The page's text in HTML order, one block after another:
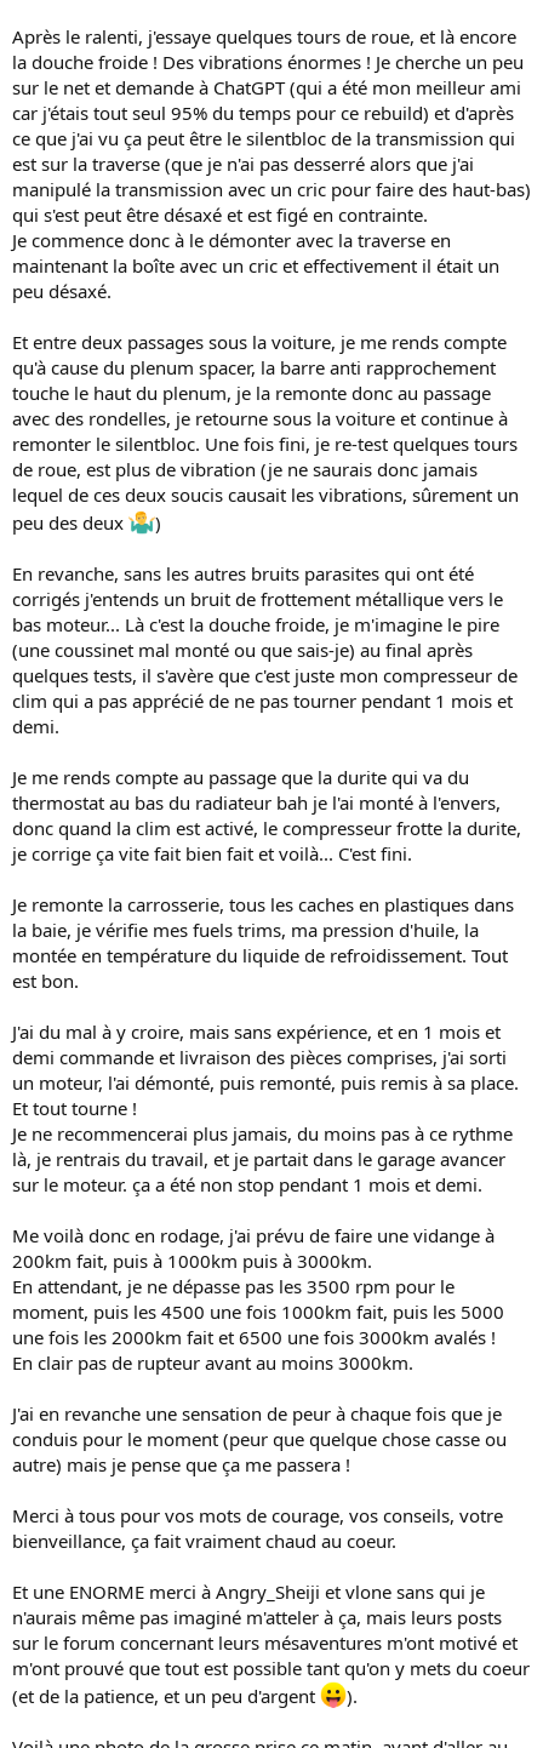
Après le ralenti, j'essaye quelques tours de roue, et là encore
la douche froide ! Des vibrations énormes ! Je cherche un peu
sur le net et demande à ChatGPT (qui a été mon meilleur ami
car j'étais tout seul 95% du temps pour ce rebuild) et d'après
ce que j'ai vu ça peut être le silentbloc de la transmission qui
est sur la traverse (que je n'ai pas desserré alors que j'ai
manipulé la transmission avec un cric pour faire des haut-bas)
qui s'est peut être désaxé et est figé en contrainte.
Je commence donc à le démonter avec la traverse en
maintenant la boîte avec un cric et effectivement il était un
peu désaxé.
Et entre deux passages sous la voiture, je me rends compte
qu'à cause du plenum spacer, la barre anti rapprochement
touche le haut du plenum, je la remonte donc au passage
avec des rondelles, je retourne sous la voiture et continue à
remonter le silentbloc. Une fois fini, je re-test quelques tours
de roue, est plus de vibration (je ne saurais donc jamais
lequel de ces deux soucis causait les vibrations, sûrement un
peu des deux
)
En revanche, sans les autres bruits parasites qui ont été
corrigés j'entends un bruit de frottement métallique vers le
bas moteur... Là c'est la douche froide, je m'imagine le pire
(une coussinet mal monté ou que sais-je) au final après
quelques tests, il s'avère que c'est juste mon compresseur de
clim qui a pas apprécié de ne pas tourner pendant 1 mois et
demi.
Je me rends compte au passage que la durite qui va du
thermostat au bas du radiateur bah je l'ai monté à l'envers,
donc quand la clim est activé, le compresseur frotte la durite,
je corrige ça vite fait bien fait et voilà... C'est fini.
Je remonte la carrosserie, tous les caches en plastiques dans
la baie, je vérifie mes fuels trims, ma pression d'huile, la
montée en température du liquide de refroidissement. Tout
est bon.
J'ai du mal à y croire, mais sans expérience, et en 1 mois et
demi commande et livraison des pièces comprises, j'ai sorti
un moteur, l'ai démonté, puis remonté, puis remis à sa place.
Et tout tourne !
Je ne recommencerai plus jamais, du moins pas à ce rythme
là, je rentrais du travail, et je partait dans le garage avancer
sur le moteur. ça a été non stop pendant 1 mois et demi.
Me voilà donc en rodage, j'ai prévu de faire une vidange à
200km fait, puis à 1000km puis à 3000km.
En attendant, je ne dépasse pas les 3500 rpm pour le
moment, puis les 4500 une fois 1000km fait, puis les 5000
une fois les 2000km fait et 6500 une fois 3000km avalés !
En clair pas de rupteur avant au moins 3000km.
J'ai en revanche une sensation de peur à chaque fois que je
conduis pour le moment (peur que quelque chose casse ou
autre) mais je pense que ça me passera !
Merci à tous pour vos mots de courage, vos conseils, votre
bienveillance, ça fait vraiment chaud au coeur.
Et une ENORME merci à Angry_Sheiji et vlone sans qui je
n'aurais même pas imaginé m'atteler à ça, mais leurs posts
sur le forum concernant leurs mésaventures m'ont motivé et
m'ont prouvé que tout est possible tant qu'on y mets du coeur
(et de la patience, et un peu d'argent
).